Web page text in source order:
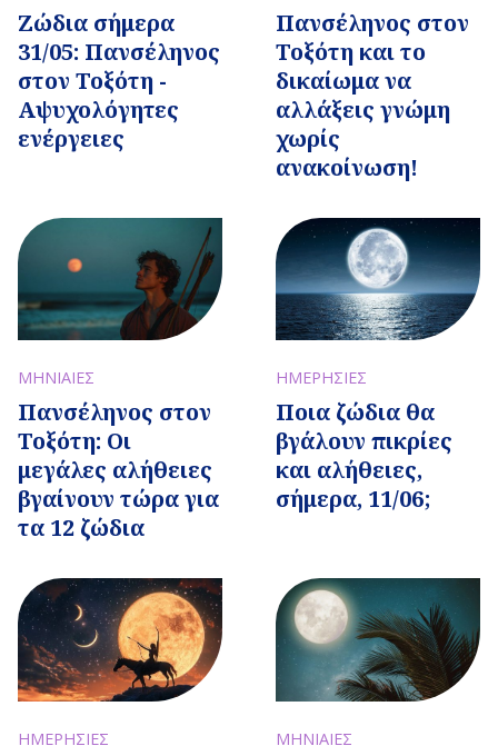
Ζώδια σήμερα
31/05: Πανσέληνος
στον Τοξότη -
Αψυχολόγητες
ενέργειες
Πανσέληνος στον
Τοξότη και το
δικαίωμα να
αλλάξεις γνώμη
χωρίς
ανακοίνωση!
ΜΗΝΙΑΙΕΣ
Πανσέληνος στον
Τοξότη: Οι
μεγάλες αλήθειες
βγαίνουν τώρα για
τα 12 ζώδια
ΗΜΕΡΗΣΙΕΣ
Ποια ζώδια θα
βγάλουν πικρίες
και αλήθειες,
σήμερα, 11/06;
ΗΜΕΡΗΣΙΕΣ ΜΗΝΙΑΙΕΣ